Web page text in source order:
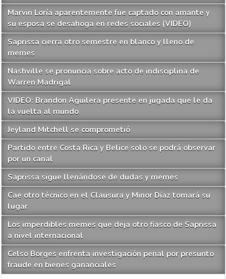
Marvin Loría aparentemente fue captado con amante y
su esposa se desahoga en redes sociales (VIDEO)
Saprissa cierra otro semestre en blanco y lleno de
memes
Nashville se pronuncia sobre acto de indisciplina de
Warren Madrigal
VIDEO: Brandon Aguilera presente en jugada que le da
la vuelta al mundo
Jeyland Mitchell se comprometió
Partido entre Costa Rica y Belice solo se podrá observar
por un canal
Saprissa sigue llenándose de dudas y memes
Cae otro técnico en el Clausura y Minor Díaz tomará su
lugar
Los imperdibles memes que deja otro fiasco de Saprissa
a nivel internacional
Celso Borges enfrenta investigación penal por presunto
fraude en bienes gananciales